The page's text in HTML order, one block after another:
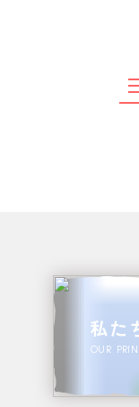
私た
OUR